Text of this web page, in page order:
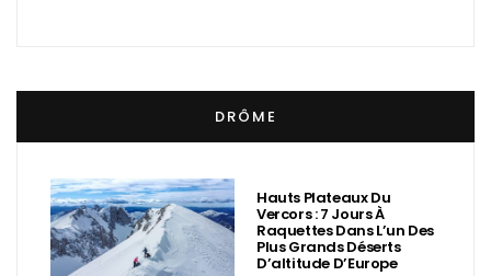
DRÔME
Hauts Plateaux Du
Vercors : 7 Jours À
Raquettes Dans L’un Des
Plus Grands Déserts
D’altitude D’Europe